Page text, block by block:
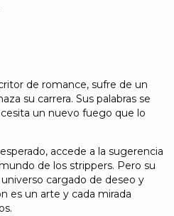
de romance, sufre de un
su carrera. Sus palabras se
un nuevo fuego que lo
accede a la sugerencia
de los strippers. Pero su
cargado de deseo y
es un arte y cada mirada